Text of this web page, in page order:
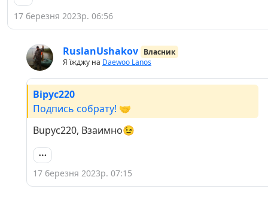
17 березня 2023р. 06:56
RuslanUshakov Власник
Я їжджу на Daewoo Lanos
Bipyc220
Подпись собрату! 🤝
Bupyc220, Взаимно😉
17 березня 2023р. 07:15